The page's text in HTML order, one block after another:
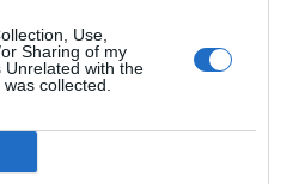
Use,
Sharing of my
Unrelated with the
collected.
gratuito a las
que
Catalunya